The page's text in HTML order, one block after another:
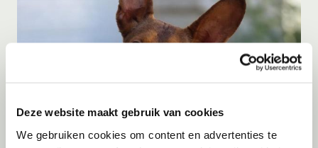
Deze website maakt gebruik van cookies
We gebruiken cookies om content en advertenties te